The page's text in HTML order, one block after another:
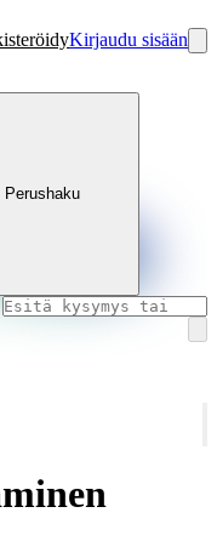
Kirjaudu sisään
Perushaku